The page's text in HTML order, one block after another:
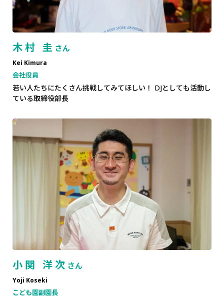
木村 圭 さん
Kei Kimura
会社役員
若い人たちにたくさん挑戦してみてほしい！ DJとしても活動し
ている取締役部長
小関 洋次 さん
Yoji Koseki
こども園副園長